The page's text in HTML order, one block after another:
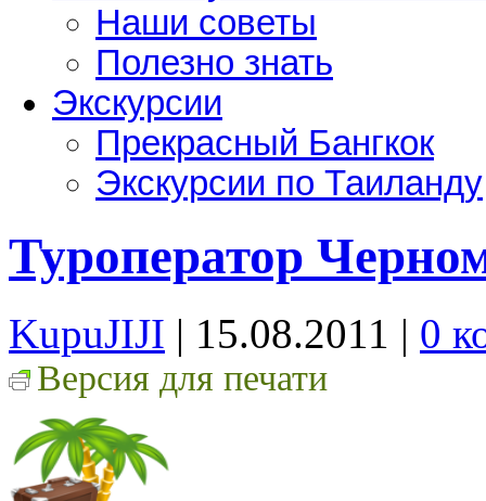
Наши советы
Полезно знать
Экскурсии
Прекрасный Бангкок
Экскурсии по Таиланду
Туроператор
KupuJIJI | 15.08.2011 | 0
Версия для печати